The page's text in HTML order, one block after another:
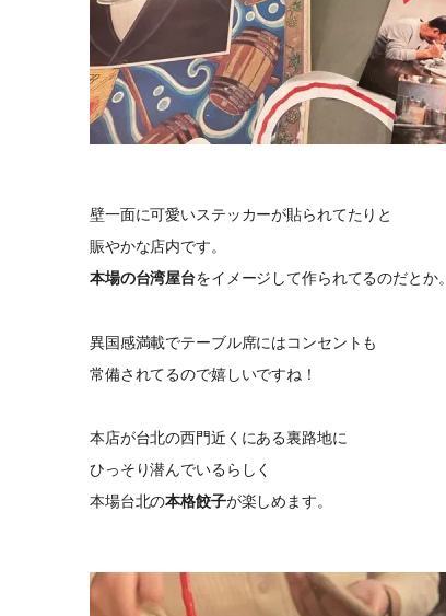
壁一面に可愛いステッカーが貼られてたりと
賑やかな店内です。
本場の台湾屋台をイメージして作られてるのだとか。
異国感満載でテーブル席にはコンセントも
常備されてるので嬉しいですね！
本店が台北の西門近くにある裏路地に
ひっそり潜んでいるらしく
本場台北の本格餃子が楽しめます。